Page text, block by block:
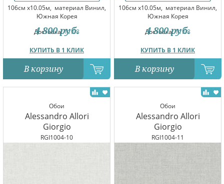
106см x10.05м, материал Винил,
Южная Корея
Доставка:11.08
КУПИТЬ В 1 КЛИК
4 800 руб.
В корзину
106см x10.05м, материал Винил,
Южная Корея
Доставка:11.08
КУПИТЬ В 1 КЛИК
4 800 руб.
В корзину
Обои
Alessandro Allori
Giorgio
RGI1004-10
Обои
Alessandro Allori
Giorgio
RGI1004-11